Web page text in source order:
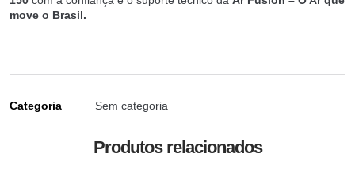
move o Brasil.
Categoria Sem categoria
Produtos relacionados